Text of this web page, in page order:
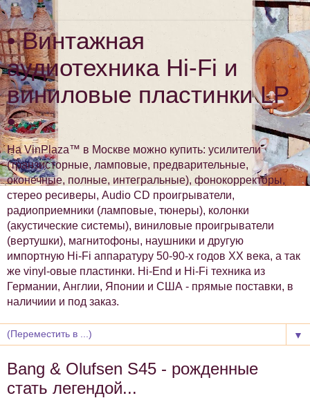
• Винтажная
аудиотехника Hi-Fi и
виниловые пластинки LP
•
На VinPlaza™ в Москве можно купить: усилители
(транзисторные, ламповые, предварительные,
оконечные, полные, интегральные), фонокорректоры,
стерео ресиверы, Audio CD проигрыватели,
радиоприемники (ламповые, тюнеры), колонки
(акустические системы), виниловые проигрыватели
(вертушки), магнитофоны, наушники и другую
импортную Hi-Fi аппаратуру 50-90-х годов XX века, а так
же vinyl-овые пластинки. Hi-End и Hi-Fi техника из
Германии, Англии, Японии и США - прямые поставки, в
наличиии и под заказ.
▼
Bang & Olufsen S45 - рожденные
стать легендой...